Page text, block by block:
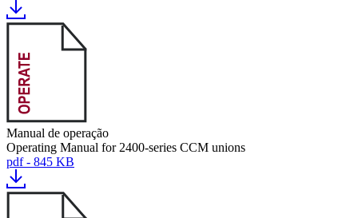
Manual de operação
Operating Manual for 2400-series CCM unions
pdf - 845 KB